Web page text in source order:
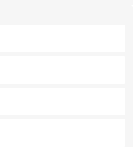
は地元の風情を楽しめる外せないスポット